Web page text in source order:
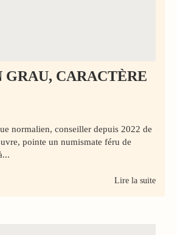
GRAU, CARACTÈRE
normalien, conseiller depuis 2022 de
pointe un numismate féru de
Lire la suite